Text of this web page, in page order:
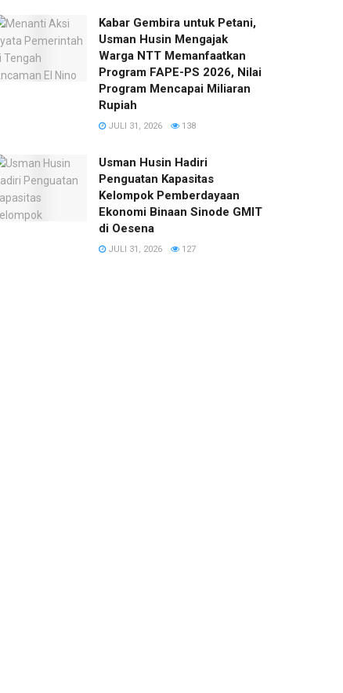
Kabar Gembira untuk Petani,
Usman Husin Mengajak
Warga NTT Memanfaatkan
Program FAPE-PS 2026, Nilai
Program Mencapai Miliaran
Rupiah
JULI 31, 2026 138
​Usman Husin Hadiri
Penguatan Kapasitas
Kelompok Pemberdayaan
Ekonomi Binaan Sinode GMIT
di Oesena
JULI 31, 2026 127